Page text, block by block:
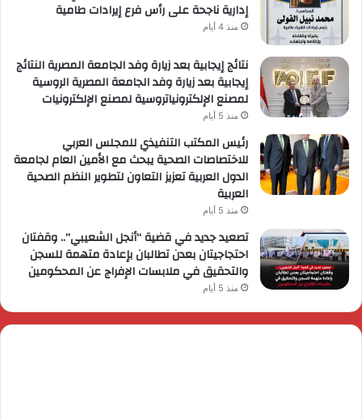
إدارية ناجحة على رأس فرع إيرادات طامية
منذ 4 أيام
نتائج إيجابية بعد زيارة وفد الجامعة المصرية النتائج
إيجابية بعد زيارة وفد الجامعة المصرية الروسية
لمصنع الإلكترونياتروسية لمصنع الإلكترونيات
منذ 5 أيام
رئيس المكتب التنفيذي للمجلس العربي
للاختصاصات الصحية يبحث مع الأمين العام لجامعة
الدول العربية تعزيز التعاون لتطوير النظم الصحية
العربية
منذ 5 أيام
تصعيد جديد في قضية “أنجل الشعيبي”.. وقفتان
احتجاجيتان بعدن تطالبان بإعادة متهمة للسجن
والتحقيق في ملابسات الإفراج عن المحكومين
منذ 5 أيام